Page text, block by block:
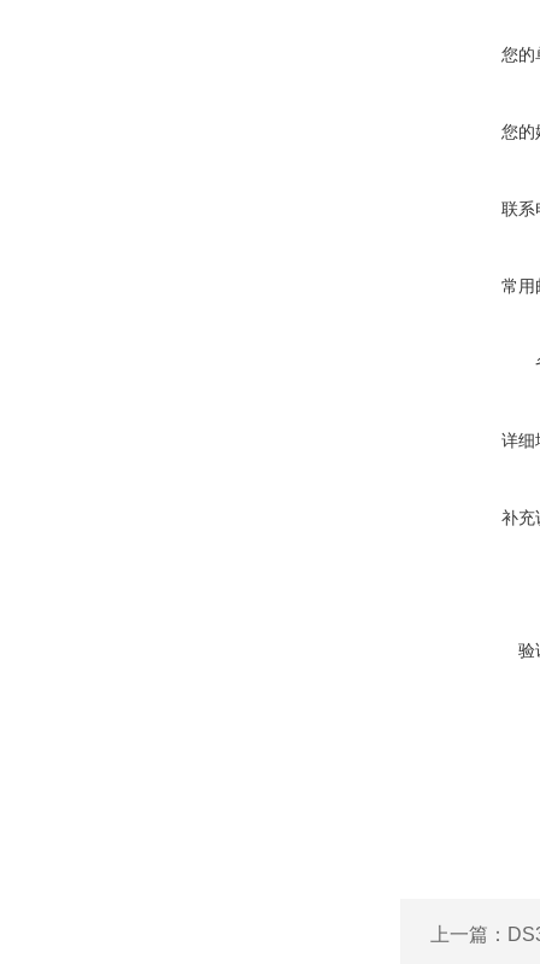
您的
您的
联系
常用
详细
补充
验
上一篇：